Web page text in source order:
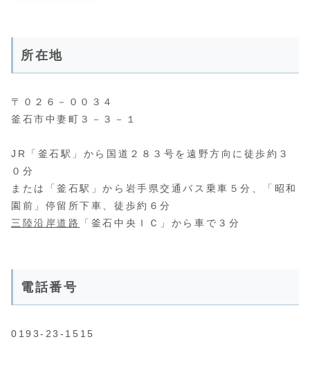
所在地
〒０２６－００３４
釜石市中妻町３－３－１
JR「釜石駅」から国道２８３号を遠野方向に徒歩約３
０分
または「釜石駅」から岩手県交通バス乗車５分、「昭和
園前」停留所下車、徒歩約６分
三陸沿岸道路
「釜石中央ＩＣ」から車で３分
電話番号
0193-23-1515